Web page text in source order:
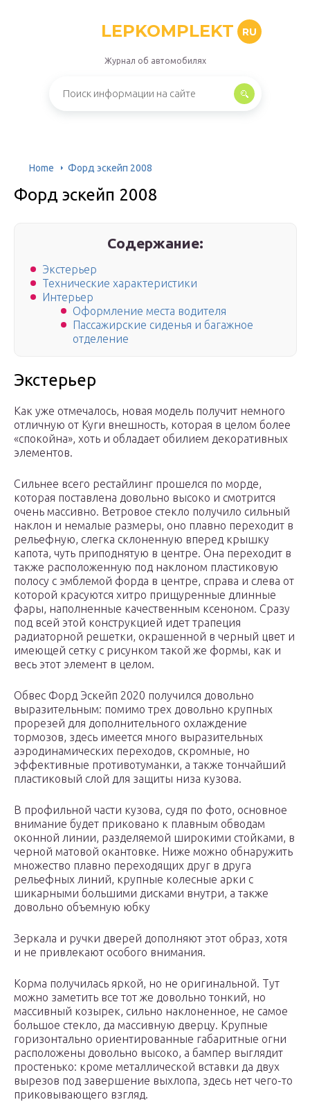
LEPKOMPLEKT RU
Журнал об автомобилях
Home Форд эскейп 2008
Форд эскейп 2008
Содержание:
Экстерьер
Технические характеристики
Интерьер
Оформление места водителя
Пассажирские сиденья и багажное
отделение
Экстерьер
Как уже отмечалось, новая модель получит немного
отличную от Куги внешность, которая в целом более
«спокойна», хоть и обладает обилием декоративных
элементов.
Сильнее всего рестайлинг прошелся по морде,
которая поставлена довольно высоко и смотрится
очень массивно. Ветровое стекло получило сильный
наклон и немалые размеры, оно плавно переходит в
рельефную, слегка склоненную вперед крышку
капота, чуть приподнятую в центре. Она переходит в
также расположенную под наклоном пластиковую
полосу с эмблемой форда в центре, справа и слева от
которой красуются хитро прищуренные длинные
фары, наполненные качественным ксеноном. Сразу
под всей этой конструкцией идет трапеция
радиаторной решетки, окрашенной в черный цвет и
имеющей сетку с рисунком такой же формы, как и
весь этот элемент в целом.
Обвес Форд Эскейп 2020 получился довольно
выразительным: помимо трех довольно крупных
прорезей для дополнительного охлаждение
тормозов, здесь имеется много выразительных
аэродинамических переходов, скромные, но
эффективные противотуманки, а также тончайший
пластиковый слой для защиты низа кузова.
В профильной части кузова, судя по фото, основное
внимание будет приковано к плавным обводам
оконной линии, разделяемой широкими стойками, в
черной матовой окантовке. Ниже можно обнаружить
множество плавно переходящих друг в друга
рельефных линий, крупные колесные арки с
шикарными большими дисками внутри, а также
довольно объемную юбку
Зеркала и ручки дверей дополняют этот образ, хотя
и не привлекают особого внимания.
Корма получилась яркой, но не оригинальной. Тут
можно заметить все тот же довольно тонкий, но
массивный козырек, сильно наклоненное, не самое
большое стекло, да массивную дверцу. Крупные
горизонтально ориентированные габаритные огни
расположены довольно высоко, а бампер выглядит
простенько: кроме металлической вставки да двух
вырезов под завершение выхлопа, здесь нет чего-то
приковывающего взгляд.